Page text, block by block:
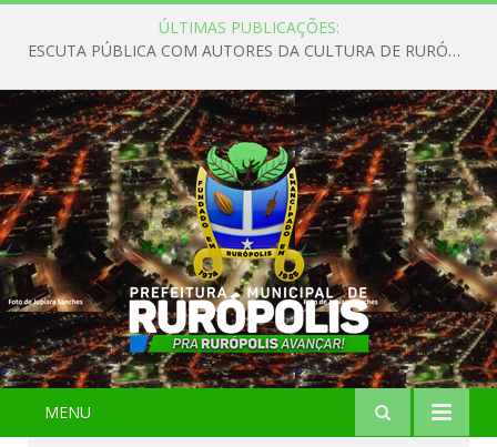
ÚLTIMAS PUBLICAÇÕES:
ESCUTA PÚBLICA COM AUTORES DA CULTURA DE RURÓPOLIS
MENU